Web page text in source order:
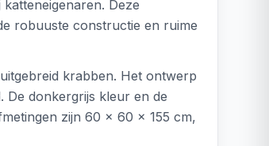
Deze
robuuste constructie en ruime
krabben. Het ontwerp
De donkergrijs kleur en de
zijn 60 x 60 x 155 cm,